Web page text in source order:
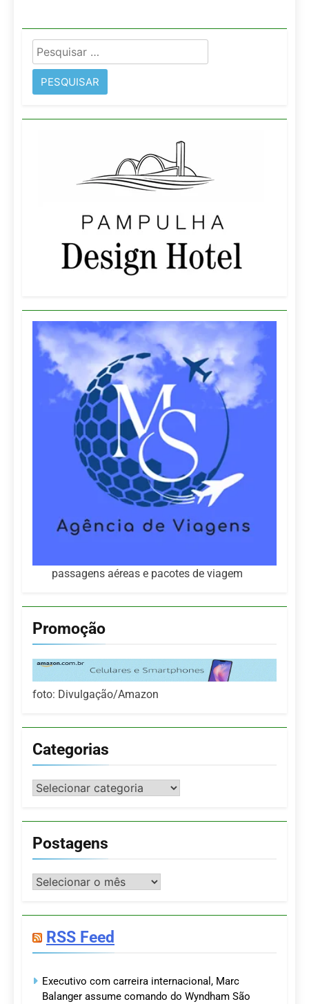
Pesquisar
por:
passagens aéreas e pacotes de viagem
Promoção
foto: Divulgação/Amazon
Categorias
Categorias
Postagens
Postagens
RSS Feed
Executivo com carreira internacional, Marc
Balanger assume comando do Wyndham São